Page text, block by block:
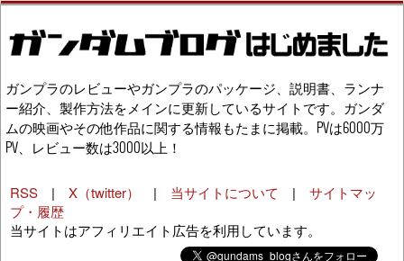
ガンプラのレビューやガンプラのパッケージ、説明書、ランナ
ー紹介、製作方法をメインに更新しているサイトです。ガンダ
ムの映画やその他作品に関する情報もたまに掲載。PVは6000万
PV、レビュー数は3000以上！
RSS | X（twitter） | 当サイトについて | サイトマッ
プ・履歴
当サイトはアフィリエイト広告を利用しています。